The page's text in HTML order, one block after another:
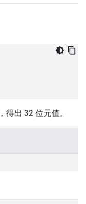
出 32 位元值。